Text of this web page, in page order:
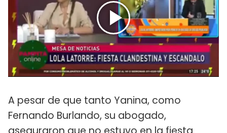
A pesar de que tanto Yanina, como
Fernando Burlando, su abogado,